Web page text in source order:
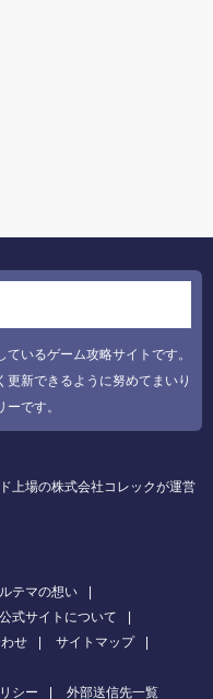
いるゲーム攻略サイトです。
新できるように努めてまいり
です。
上場の株式会社コレックが運営
テマの想い
式サイトについて
せ
サイトマップ
シー 外部送信先一覧